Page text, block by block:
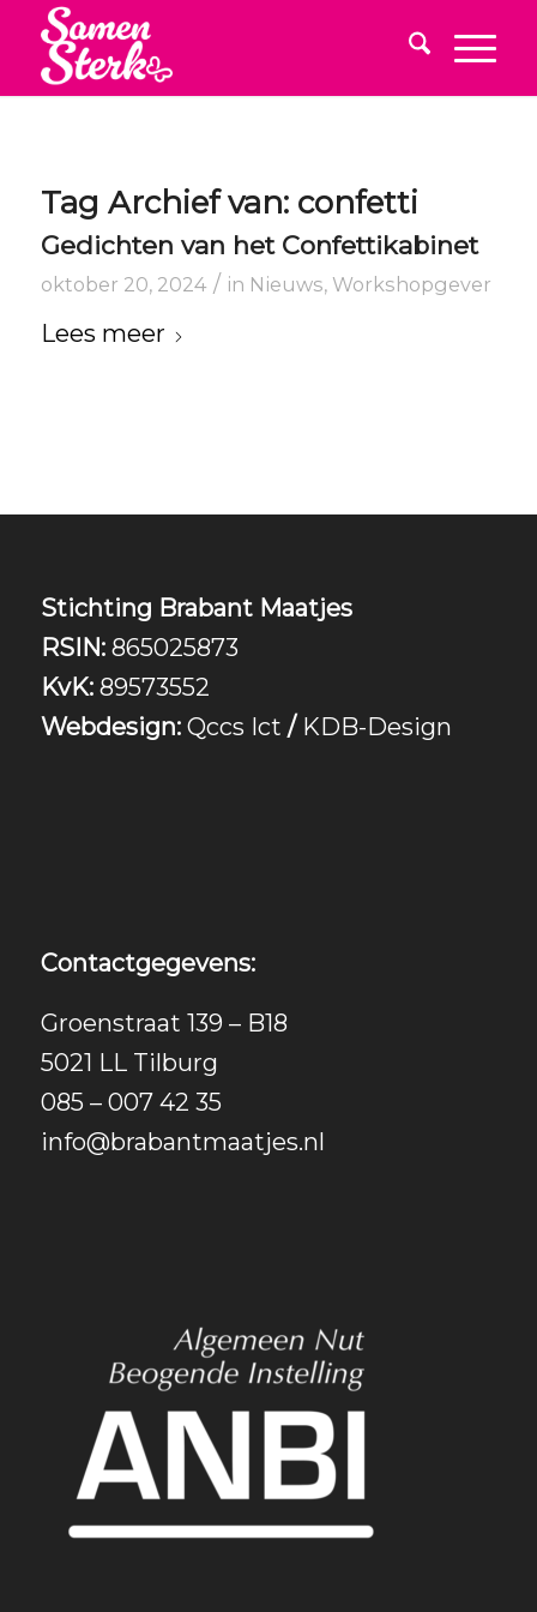
Tag Archief van: confetti
Gedichten van het Confettikabinet
oktober 20, 2024 / in Nieuws, Workshopgever
Lees meer
Stichting Brabant Maatjes
RSIN:865025873
KvK:89573552
Webdesign: Qccs Ict / KDB-Design
Contactgegevens:
Groenstraat 139 – B18
5021 LL Tilburg
085 – 007 42 35
info@brabantmaatjes.nl